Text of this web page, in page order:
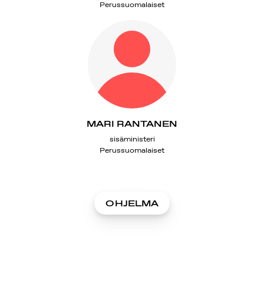
Perussuomalaiset
MARI RANTANEN
sisäministeri
Perussuomalaiset
OHJELMA